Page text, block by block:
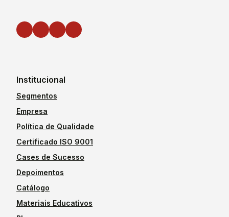
Institucional
Segmentos
Empresa
Política de Qualidade
Certificado ISO 9001
Cases de Sucesso
Depoimentos
Catálogo
Materiais Educativos